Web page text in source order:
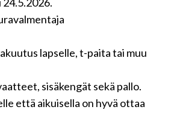
lapselle, t-paita tai muu
sisäkengät sekä pallo.
että aikuisella on hyvä ottaa